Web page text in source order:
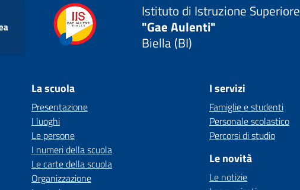
Istituto di Istruzione Superiore
"Gae Aulenti"
Biella (BI)
La scuola
Presentazione
I luoghi
Le persone
I numeri della scuola
Le carte della scuola
Organizzazione
I servizi
Famiglie e studenti
Personale scolastico
Percorsi di studio
Le novità
Le notizie